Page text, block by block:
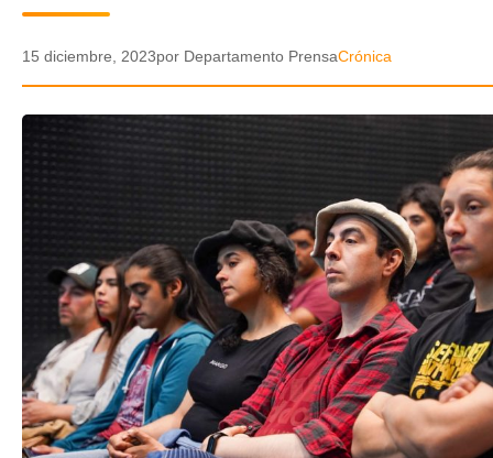
AUDIOS
GALERIA DE FOTOS
APP MÓVIL
TRANSPARENCIA
15 diciembre, 2023por Departamento PrensaCrónica